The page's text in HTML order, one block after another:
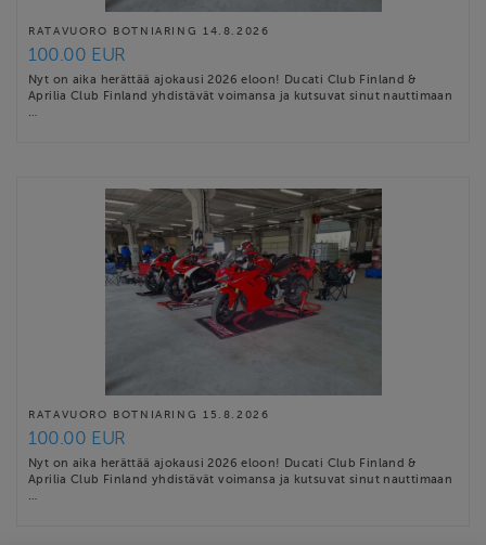
RATAVUORO BOTNIARING 14.8.2026
100.00 EUR
Nyt on aika herättää ajokausi 2026 eloon! Ducati Club Finland &
Aprilia Club Finland yhdistävät voimansa ja kutsuvat sinut nauttimaan
RATAVUORO BOTNIARING 15.8.2026
100.00 EUR
Nyt on aika herättää ajokausi 2026 eloon! Ducati Club Finland &
Aprilia Club Finland yhdistävät voimansa ja kutsuvat sinut nauttimaan